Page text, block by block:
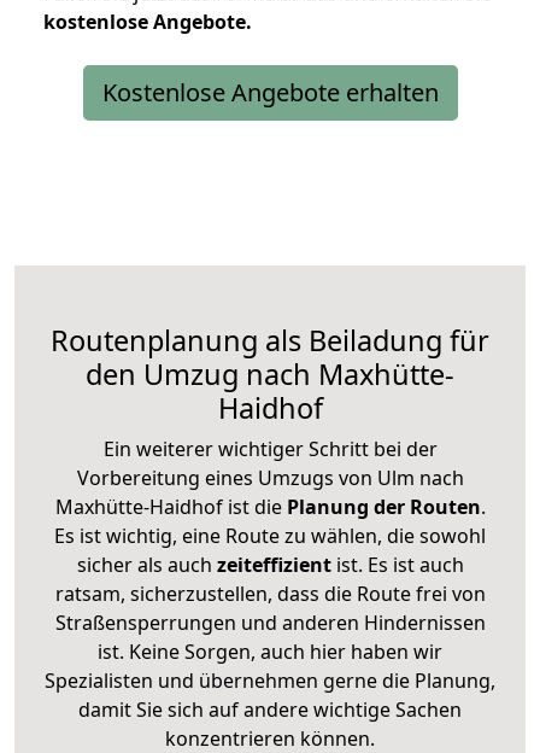
kostenloseAngebote.
Kostenlose Angebote erhalten
Routenplanung als Beiladung für
den Umzug nach Maxhütte-
Haidhof
Ein weiterer wichtiger Schritt bei der
Vorbereitung eines Umzugs von Ulm nach
Maxhütte-Haidhof ist diePlanung der Routen.
Es ist wichtig, eine Route zu wählen, die sowohl
sicher als auch zeiteffizientist. Es ist auch
ratsam, sicherzustellen, dass die Route frei von
Straßensperrungen und anderen Hindernissen
ist. Keine Sorgen, auch hier haben wir
Spezialisten und übernehmen gerne die Planung,
damit Sie sich auf andere wichtige Sachen
konzentrieren können.